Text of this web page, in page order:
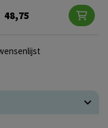
48,75